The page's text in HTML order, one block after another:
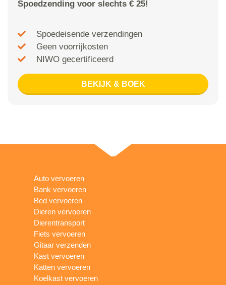
Spoedzending voor slechts € 25!
Spoedeisende verzendingen
Geen voorrijkosten
NIWO gecertificeerd
BEKIJK & BOEK
Auto vervoeren
Bank vervoeren
Bed vervoeren
Dieren vervoeren
Dierentransport
Fiets vervoeren
Gitaar verzenden
Kast vervoeren
Katten vervoeren
Koelkast vervoeren